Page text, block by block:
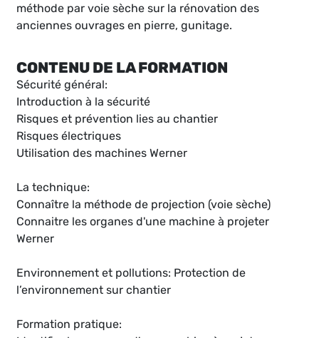
méthode par voie sèche sur la rénovation des
anciennes ouvrages en pierre, gunitage.
CONTENU DE LA FORMATION
Sécurité général:
Introduction à la sécurité
Risques et prévention lies au chantier
Risques électriques
Utilisation des machines Werner
La technique:
Connaître la méthode de projection (voie sèche)
Connaitre les organes d'une machine à projeter
Werner
Environnement et pollutions: Protection de
l’environnement sur chantier
Formation pratique: